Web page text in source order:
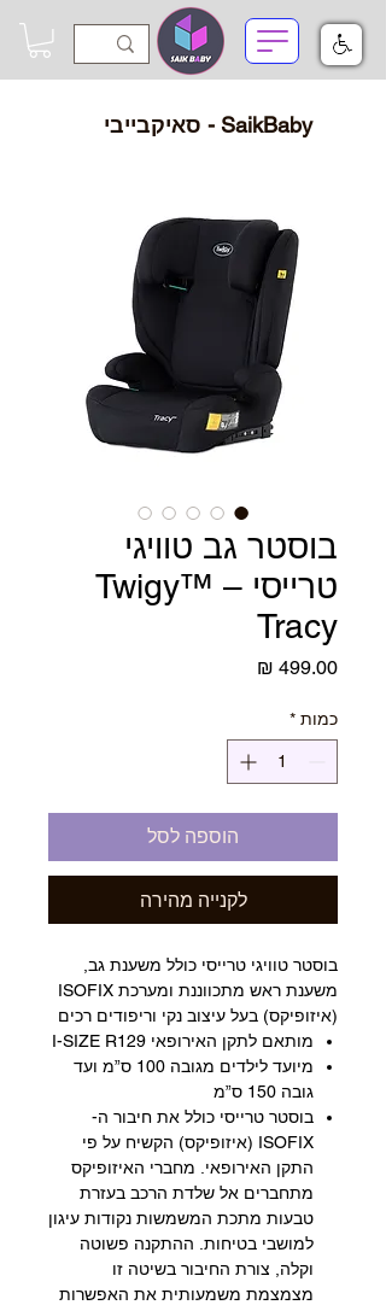
SaikBaby - סאיקבייבי
בוסטר גב טוויגי
טרייסי – ™Twigy
Tracy
כמות *
הוספה לסל
לקנייה מהירה
בוסטר טוויגי טרייסי כולל משענת גב,
משענת ראש מתכווננת ומערכת ISOFIX
(איזופיקס) בעל עיצוב נקי וריפודים רכים
מותאם לתקן האירופאי I-SIZE R129
מיועד לילדים מגובה 100 ס”מ ועד
גובה 150 ס”מ
בוסטר טרייסי כולל את חיבור ה-
ISOFIX (איזופיקס) הקשיח על פי
התקן האירופאי. מחברי האיזופיקס
מתחברים אל שלדת הרכב בעזרת
טבעות מתכת המשמשות נקודות עיגון
למושבי בטיחות. ההתקנה פשוטה
וקלה, צורת החיבור בשיטה זו
מצמצמת משמעותית את האפשרות